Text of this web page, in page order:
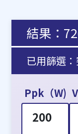
結果：
已用篩選
Ppk（W)
200